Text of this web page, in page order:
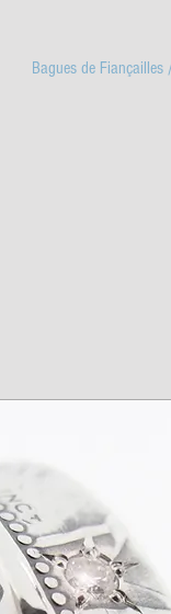
Bagues de Fiançailles